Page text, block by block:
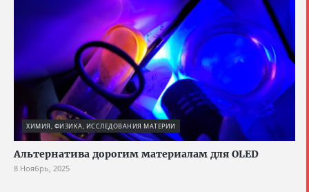
ХИМИЯ, ФИЗИКА, ИССЛЕДОВАНИЯ МАТЕРИИ
Альтернатива дорогим материалам для OLED
8 Ноябрь, 2025